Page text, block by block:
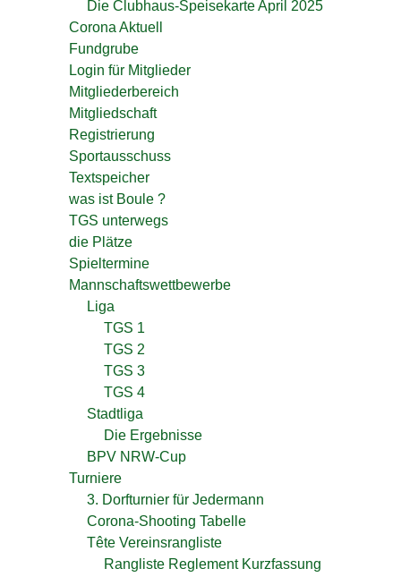
Die Clubhaus-Speisekarte April 2025
Corona Aktuell
Fundgrube
Login für Mitglieder
Mitgliederbereich
Mitgliedschaft
Registrierung
Sportausschuss
Textspeicher
was ist Boule ?
TGS unterwegs
die Plätze
Spieltermine
Mannschaftswettbewerbe
Liga
TGS 1
TGS 2
TGS 3
TGS 4
Stadtliga
Die Ergebnisse
BPV NRW-Cup
Turniere
3. Dorfturnier für Jedermann
Corona-Shooting Tabelle
Tête Vereinsrangliste
Rangliste Reglement Kurzfassung